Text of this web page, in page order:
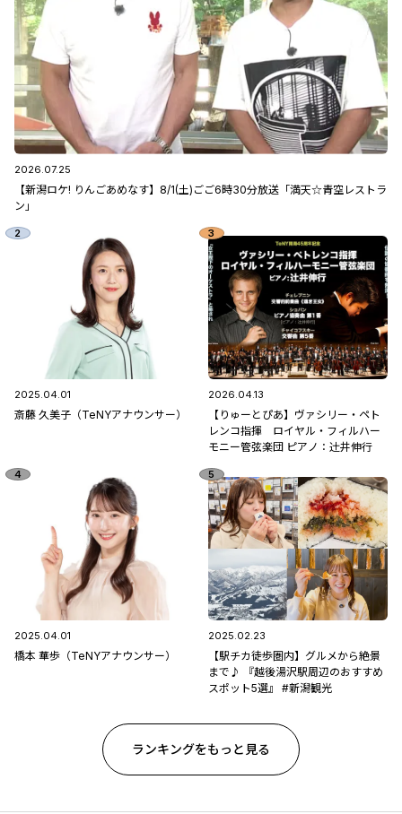
2026.07.25
【新潟ロケ! りんごあめなす】8/1(土)ごご6時30分放送「満天☆青空レストラ
ン」
2025.04.01
斎藤 久美子（TeNYアナウンサー）
2026.04.13
【りゅーとぴあ】ヴァシリー・ペト
レンコ指揮 ロイヤル・フィルハー
モニー管弦楽団 ピアノ：辻󠄀井伸行
2025.04.01
橋本 華歩（TeNYアナウンサー）
2025.02.23
【駅チカ徒歩圏内】グルメから絶景
まで♪ 『越後湯沢駅周辺のおすすめ
スポット5選』 #新潟観光
ランキングをもっと見る